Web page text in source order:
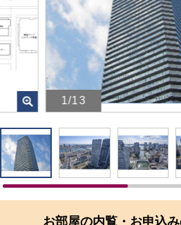
1/13
画
を
ク
リ
す
お部屋の内覧・お申込